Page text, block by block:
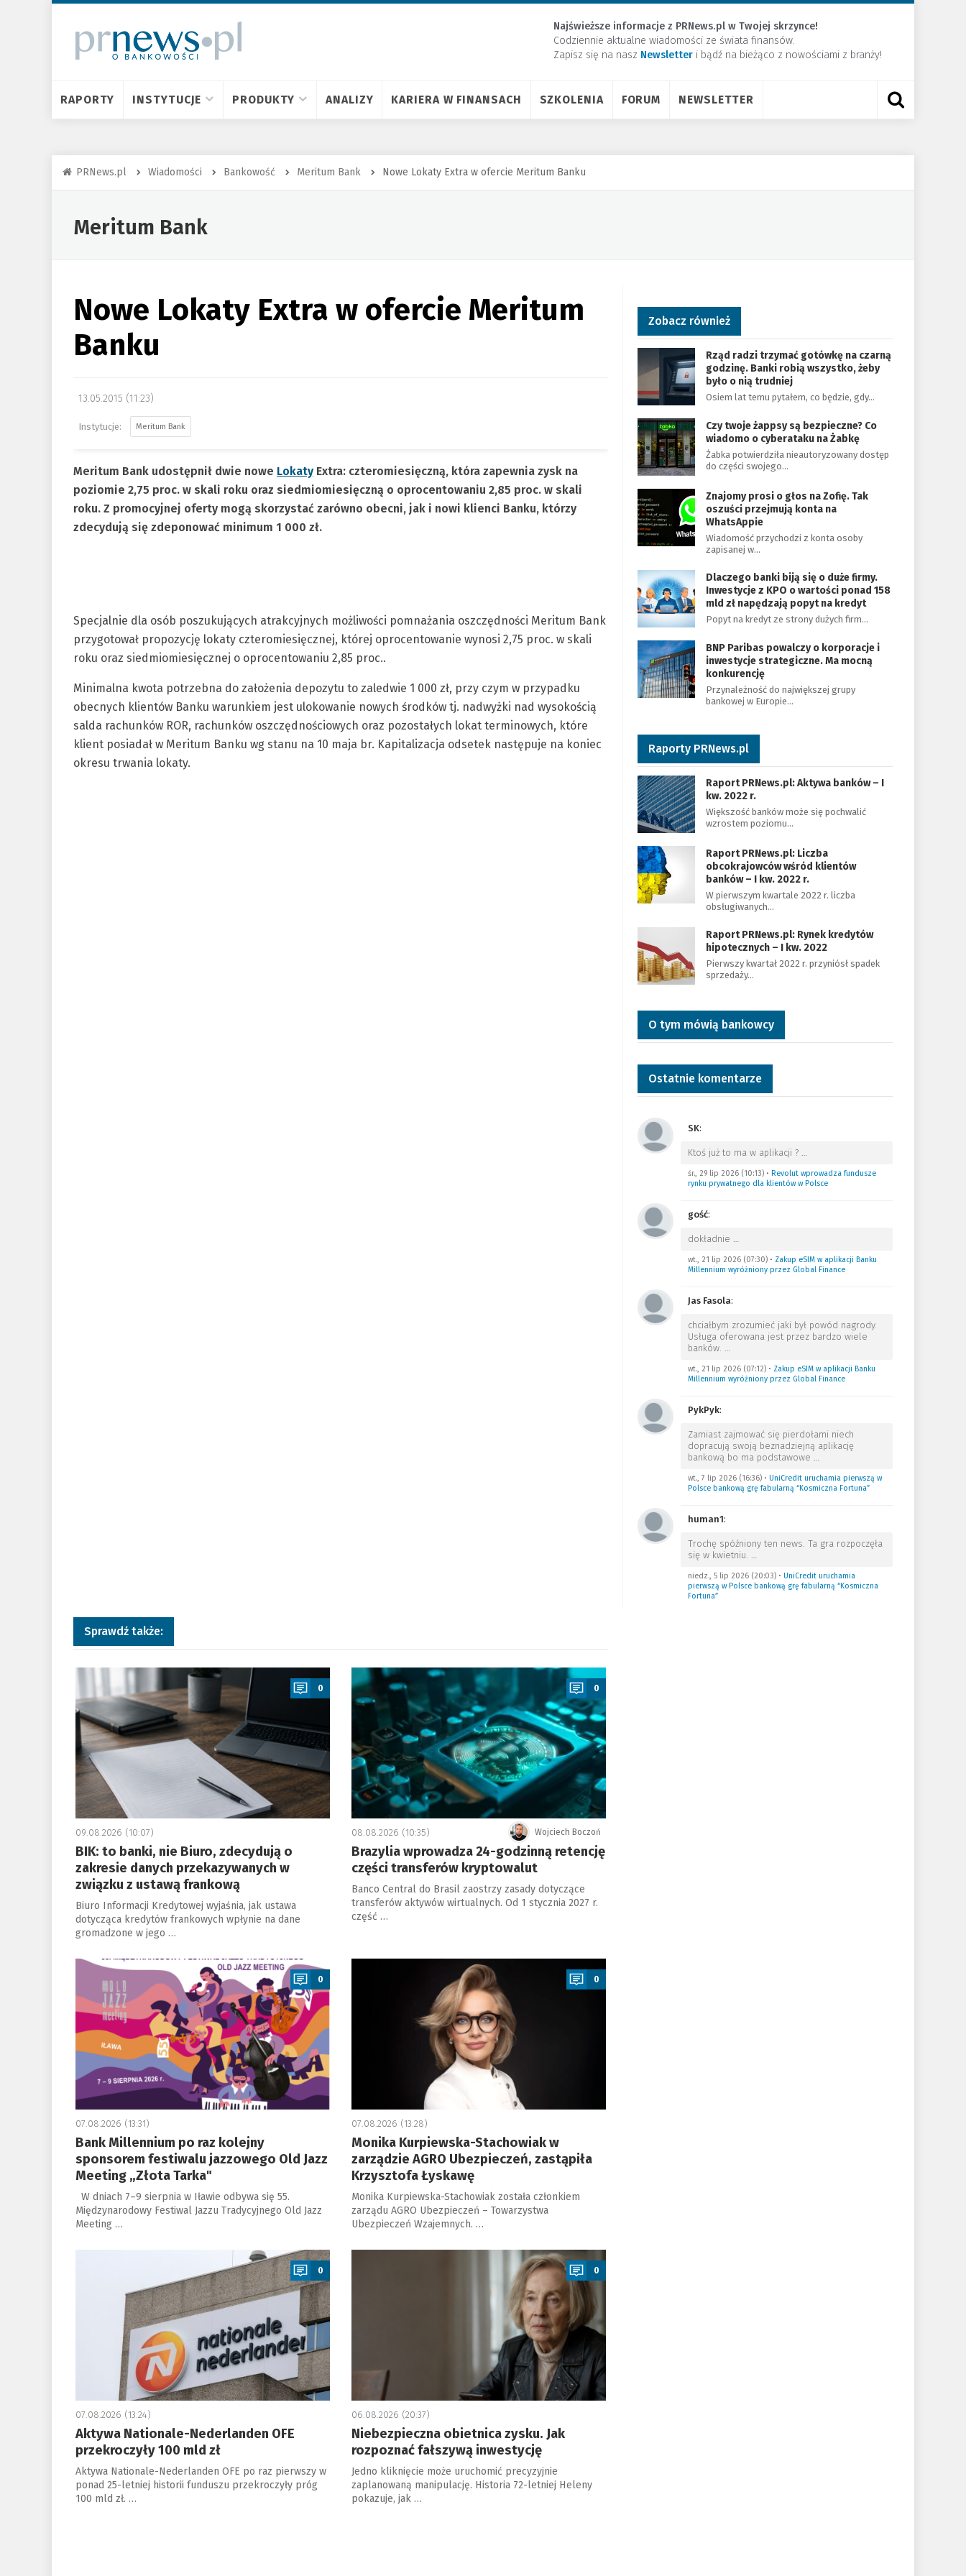
Najświeższe informacje z PRNews.pl w Twojej skrzynce!
Codziennie aktualne wiadomości ze świata finansów.
Zapisz się na nasz Newsletter ​i bądź na bieżąco z nowościami z branży!
RAPORTY INSTYTUCJE PRODUKTY ANALIZY KARIERA W FINANSACH SZKOLENIA FORUM NEWSLETTER
PRNews.pl Wiadomości Bankowość Meritum Bank Nowe Lokaty Extra w ofercie Meritum Banku
Meritum Bank
Nowe Lokaty Extra w ofercie Meritum
Banku
13.05.2015 (11:23)
Meritum Bank
Meritum Bank udostępnił dwie nowe Lokaty Extra: czteromiesięczną, która zapewnia zysk na
poziomie 2,75 proc. w skali roku oraz siedmiomiesięczną o oprocentowaniu 2,85 proc. w skali
roku. Z promocyjnej oferty mogą skorzystać zarówno obecni, jak i nowi klienci Banku, którzy
zdecydują się zdeponować minimum 1 000 zł.
Specjalnie dla osób poszukujących atrakcyjnych możliwości pomnażania oszczędności Meritum Bank
przygotował propozycję lokaty czteromiesięcznej, której oprocentowanie wynosi 2,75 proc. w skali
roku oraz siedmiomiesięcznej o oprocentowaniu 2,85 proc..
Minimalna kwota potrzebna do założenia depozytu to zaledwie 1 000 zł, przy czym w przypadku
obecnych klientów Banku warunkiem jest ulokowanie nowych środków tj. nadwyżki nad wysokością
salda rachunków ROR, rachunków oszczędnościowych oraz pozostałych lokat terminowych, które
klient posiadał w Meritum Banku wg stanu na 10 maja br. Kapitalizacja odsetek następuje na koniec
okresu trwania lokaty.
Sprawdź także:
a
0
09.08.2026 (10:07)
BIK: to banki, nie Biuro, zdecydują o
zakresie danych przekazywanych w
związku z ustawą frankową
Biuro Informacji Kredytowej wyjaśnia, jak ustawa
dotycząca kredytów frankowych wpłynie na dane
gromadzone w jego …
a
0
Wojciech Boczoń
08.08.2026 (10:35)
Brazylia wprowadza 24-godzinną retencję
części transferów kryptowalut
Banco Central do Brasil zaostrzy zasady dotyczące
transferów aktywów wirtualnych. Od 1 stycznia 2027 r.
część …
a
0
07.08.2026 (13:31)
Bank Millennium po raz kolejny
sponsorem festiwalu jazzowego Old Jazz
Meeting „Złota Tarka"
W dniach 7–9 sierpnia w Iławie odbywa się 55.
Międzynarodowy Festiwal Jazzu Tradycyjnego Old Jazz
Meeting …
a
0
07.08.2026 (13:28)
Monika Kurpiewska-Stachowiak w
zarządzie AGRO Ubezpieczeń, zastąpiła
Krzysztofa Łyskawę
Monika Kurpiewska-Stachowiak została członkiem
zarządu AGRO Ubezpieczeń – Towarzystwa
Ubezpieczeń Wzajemnych. …
0
07.08.2026 (13:24)
Aktywa Nationale-Nederlanden OFE
przekroczyły 100 mld zł
Aktywa Nationale-Nederlanden OFE po raz pierwszy w
ponad 25-letniej historii funduszu przekroczyły próg
100 mld zł. …
a
0
06.08.2026 (20:37)
Niebezpieczna obietnica zysku. Jak
rozpoznać fałszywą inwestycję
Jedno kliknięcie może uruchomić precyzyjnie
zaplanowaną manipulację. Historia 72-letniej Heleny
pokazuje, jak …
Zobacz również
Rząd radzi trzymać gotówkę na czarną
godzinę. Banki robią wszystko, żeby
było o nią trudniej
Osiem lat temu pytałem, co będzie, gdy…
Czy twoje żappsy są bezpieczne? Co
wiadomo o cyberataku na Żabkę
Żabka potwierdziła nieautoryzowany dostęp
do części swojego…
Znajomy prosi o głos na Zofię. Tak
oszuści przejmują konta na
WhatsAppie
Wiadomość przychodzi z konta osoby
zapisanej w…
Dlaczego banki biją się o duże firmy.
Inwestycje z KPO o wartości ponad 158
mld zł napędzają popyt na kredyt
Popyt na kredyt ze strony dużych firm…
BNP Paribas powalczy o korporacje i
inwestycje strategiczne. Ma mocną
konkurencję
Przynależność do największej grupy
bankowej w Europie…
Raporty PRNews.pl
Raport PRNews.pl: Aktywa banków – I
kw. 2022 r.
Większość banków może się pochwalić
wzrostem poziomu…
Raport PRNews.pl: Liczba
obcokrajowców wśród klientów
banków – I kw. 2022 r.
W pierwszym kwartale 2022 r. liczba
obsługiwanych…
Raport PRNews.pl: Rynek kredytów
hipotecznych – I kw. 2022
Pierwszy kwartał 2022 r. przyniósł spadek
sprzedaży…
O tym mówią bankowcy
Ostatnie komentarze
SK:
Ktoś już to ma w aplikacji ? …
śr., 29 lip 2026 (10:13)• Revolut wprowadza fundusze
rynku prywatnego dla klientów w Polsce
gość:
dokładnie …
wt., 21 lip 2026 (07:30)• Zakup eSIM w aplikacji Banku
Millennium wyróżniony przez Global Finance
Jas Fasola:
chciałbym zrozumieć jaki był powód nagrody.
Usługa oferowana jest przez bardzo wiele
banków. …
wt., 21 lip 2026 (07:12)• Zakup eSIM w aplikacji Banku
Millennium wyróżniony przez Global Finance
PykPyk:
Zamiast zajmować się pierdołami niech
dopracują swoją beznadziejną aplikację
bankową bo ma podstawowe …
wt., 7 lip 2026 (16:36)• UniCredit uruchamia pierwszą w
Polsce bankową grę fabularną “Kosmiczna Fortuna”
human1:
Trochę spóźniony ten news. Ta gra rozpoczęła
się w kwietniu. …
niedz., 5 lip 2026 (20:03)• UniCredit uruchamia
pierwszą w Polsce bankową grę fabularną “Kosmiczna
Fortuna”